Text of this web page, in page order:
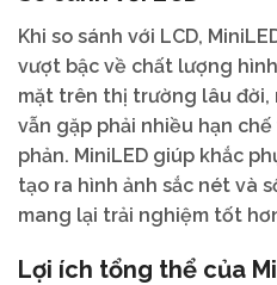
Khi so sánh với LCD,
vượt bậc về chất lượng
mặt trên thị trường lâu đời,
vẫn gặp phải nhiều hạn
phản. MiniLED giúp khắc
tạo ra hình ảnh sắc nét và
mang lại trải nghiệm tốt
Lợi ích tổng thể của